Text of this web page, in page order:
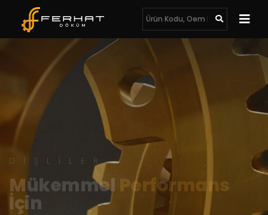
DIŞLILER
MükemmelPerformans
İçin
İNCELE